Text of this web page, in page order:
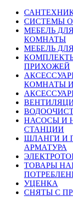
СИСТЕМЫ
МЕБЕЛЬ
КОМНАТЫ
МЕБЕЛЬ
ПРИХОЖЕЙ
КОМНАТЫ И
НАСОСЫ И
СТАНЦИИ
ШЛАНГИ И
АРМАТУРА
ТОВАРЫ
УЦЕНКА
СНЯТЫ С